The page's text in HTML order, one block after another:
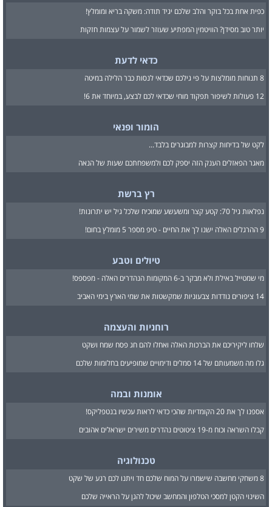
כפית אחת בכל בוקר והלב שלכם יגיד תודה: משקה בריא ומומלץ!
יותר טוב מסידן? הוויטמין המפתיע שעוזר לשמור על עצמות חזקות
כדאי לדעת
8 תנוחות מומלצות על פי גילכם שכדאי לנסות כבר הלילה במיטה
12 פעולות לשיפור תפקוד מוחי שכדאי לכם לבצע, במיוחד את 6!
הומור ופנאי
לקט של בדיחות קצרות למבוגרים בלבד...
מאגר הפאזלים הענק הזה יספק לכם ולמשפחתכם שעות של הנאה
רץ ברשת
נפלאות גיל 70: קטע קצר ומשעשע שמוכיח שלכל גיל יש יתרונות!
9 ההרגלים האלה ישנו לך את החיים - טיפ מספר 5 מומלץ בחום!
טיולים וטבע
מי שמטייל באילת ולא מבקר ב-6 המקומות הנהדרים האלה - מפספס!
14 ציפורים נודדות צבעוניות שמקשטות את שמי הארץ בימי האביב
רוחניות והעצמה
שלחו ליקיריכם את הברכות האלה ואחלו להם חג פסח שמח ושקט
גלו מה משמעותם של 14 סמלים ודימויים שמופיעים בחלומות שלכם
אומנות ובמה
אספנו לך את 20 הקומדיות שהכי כדאי לראות עכשיו בנטפליקס!
קבלו השראה וכוח מ-19 ציטוטים נהדרים משירים ישראלים אהובים
טכנולוגיה
8 משחקי מחשבה שישמרו על המוח שלכם חד ויתנו לכם רגע של שקט
השינוי הקטן למסכי הטלפון והמחשב שיכול להגן על הראייה שלכם